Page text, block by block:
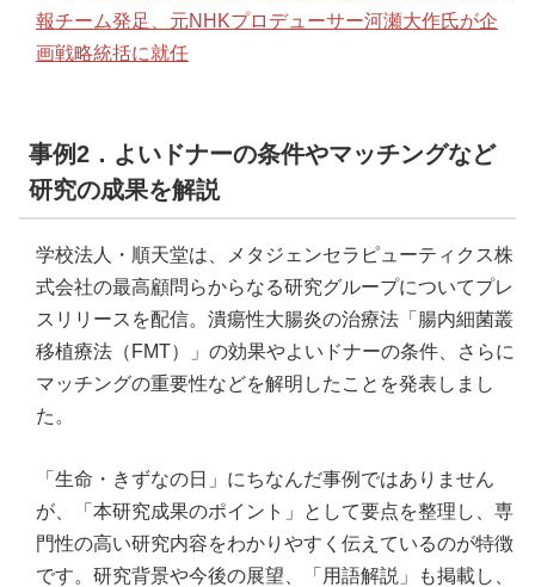
報チーム発足、元NHKプロデューサー河瀬大作氏が企
画戦略統括に就任
事例2．よいドナーの条件やマッチングなど
研究の成果を解説
学校法人・順天堂は、メタジェンセラピューティクス株
式会社の最高顧問らからなる研究グループについてプレ
スリリースを配信。潰瘍性大腸炎の治療法「腸内細菌叢
移植療法（FMT）」の効果やよいドナーの条件、さらに
マッチングの重要性などを解明したことを発表しまし
た。
「生命・きずなの日」にちなんだ事例ではありません
が、「本研究成果のポイント」として要点を整理し、専
門性の高い研究内容をわかりやすく伝えているのが特徴
です。研究背景や今後の展望、「用語解説」も掲載し、